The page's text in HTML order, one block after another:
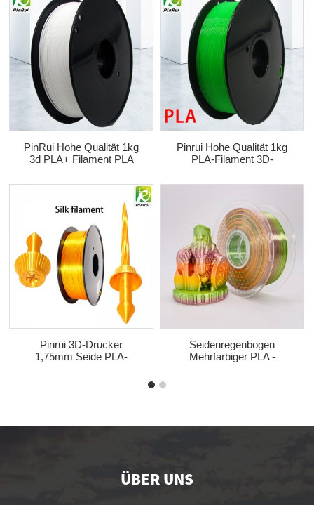
PinRui Hohe Qualität 1kg
3d PLA+ Filament PLA
Pinrui Hohe Qualität 1kg
PLA-Filament 3D-
Pinrui 3D-Drucker
1,75mm Seide PLA-
Seidenregenbogen
Mehrfarbiger PLA -
ÜBER UNS